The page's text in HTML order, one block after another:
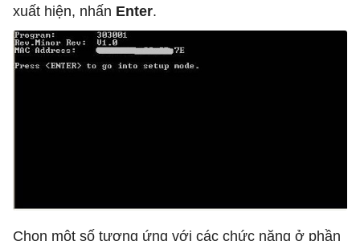
xuất hiện, nhấn Enter.
Chọn một số tương ứng với các chức năng ở phần